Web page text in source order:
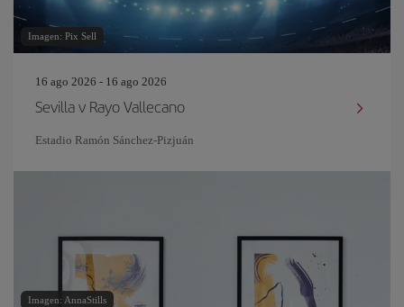
Imagen: Pix Sell
16 ago 2026 - 16 ago 2026
Sevilla v Rayo Vallecano
Estadio Ramón Sánchez-Pizjuán
Imagen: AnnaStills